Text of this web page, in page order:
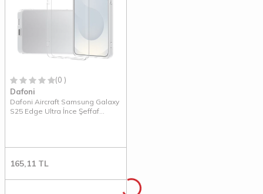
(0 )
Dafoni
Dafoni Aircraft Samsung Galaxy
S25 Edge Ultra İnce Şeffaf
165,11 TL